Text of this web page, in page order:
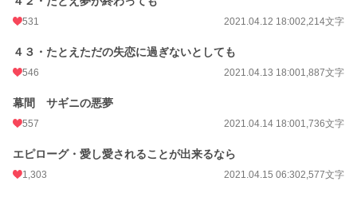
531 2021.04.12 18:002,214文字
４３・たとえただの失恋に過ぎないとしても
546 2021.04.13 18:001,887文字
幕間 サギニの悪夢
557 2021.04.14 18:001,736文字
エピローグ・愛し愛されることが出来るなら
1,303 2021.04.15 06:302,577文字